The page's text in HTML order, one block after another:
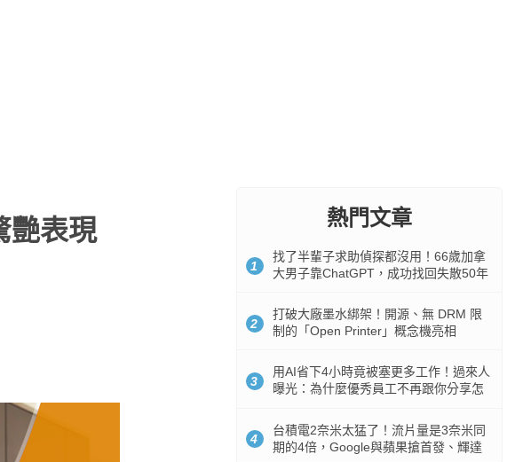
艷表現 熱門文章
1
找了半輩子求助偵探都沒用！66歲加拿
大男子靠ChatGPT，成功找回失散50年
2
打破大廠墨水綁架！開源、無 DRM 限
制的「Open Printer」概念機亮相
3
用AI省下4小時竟被塞更多工作！過來人
曝光：為什麼優秀員工不再跟你分享怎
4
台積電2奈米太猛了！流片量是3奈米同
期的4倍，Google與蘋果搶首發、輝達